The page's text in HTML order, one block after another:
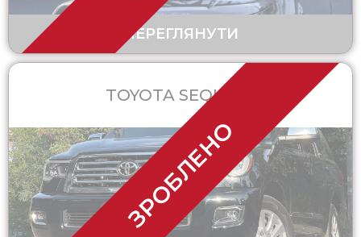
ПЕРЕГЛЯНУТИ
ЗРОБЛЕНО
TOYOTA SEQUOIA